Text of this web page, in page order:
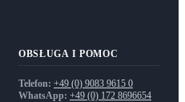
OBSŁUGA I POMOC
Telefon: +49 (0) 9083 9615 0
WhatsApp: +49 (0) 172 8696654